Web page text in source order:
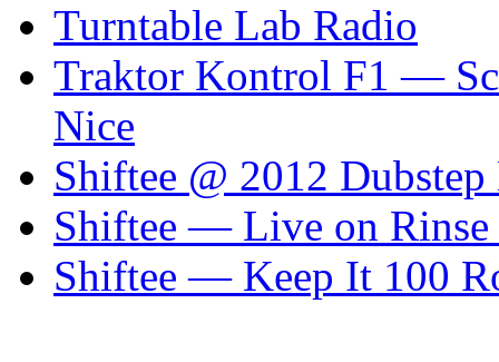
Turntable Lab Radio
Traktor Kontrol F1 —
Nice
Shiftee @ 2012
Shiftee — Live on Rinse
Shiftee — Keep It 100